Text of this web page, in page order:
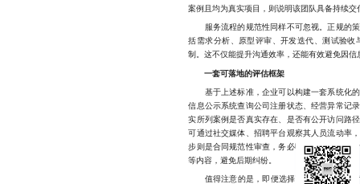
案例且均为真实项目，则说明该团队具备持续交
服务流程的规范性同样不可忽视。正规的策
括需求分析、原型评审、开发迭代、测试验
制。这不仅能提升沟通效率，还能有效避免因
一套可落地的评估框架
基于上述标准，企业可以构建一套系统化的
信息公示系统查询公司注册状态、经营异常记
实所列案例是否真实存在、是否有公开访问路
可通过社交媒体、招聘平台观察其人员流动率
步则是合同规范性审查，务必明确开发周期、
等内容，避免后期纠纷。
值得注意的是，即便选择了看似“靠谱”的公